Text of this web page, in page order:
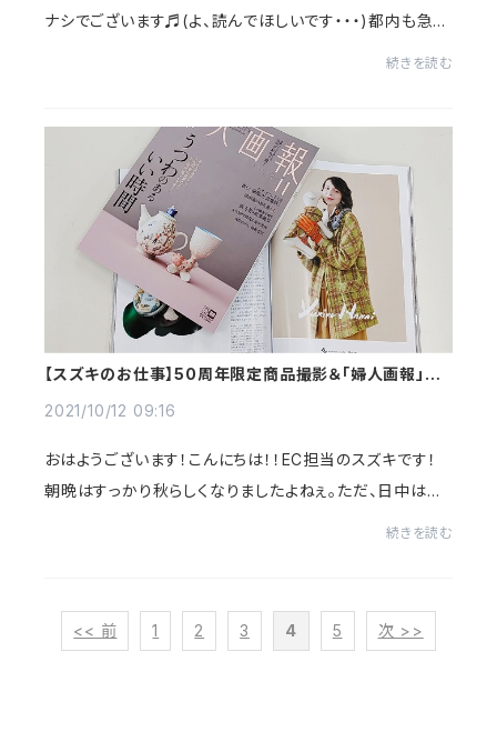
ナシでございます♬(よ、読んでほしいです・・・)都内も急に
続きを読む
【スズキのお仕事】50周年限定商品撮影＆「婦人画報」広
2021/10/12 09:16
おはようございます！こんにちは！！EC担当のスズキです！
朝晩はすっかり秋らしくなりましたよねぇ。ただ、日中はま
続きを読む
<< 前 1 2 3 4 5 次 >>